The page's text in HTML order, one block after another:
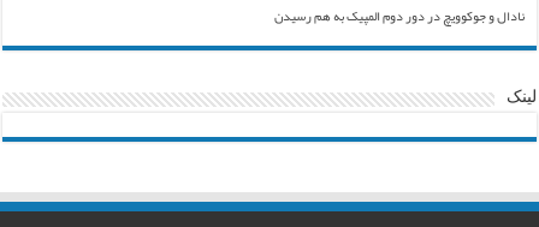
نادال و جوکوویچ در دور دوم المپیک به هم رسیدن
لینک